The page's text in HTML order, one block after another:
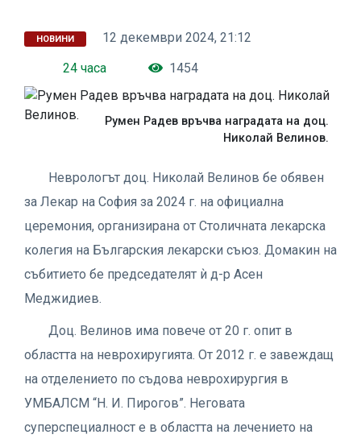
НОВИНИ
12 декември 2024, 21:12
24 часа
1454
Румен Радев връчва наградата на доц.
Николай Велинов.
Неврологът доц. Николай Велинов бе обявен
за Лекар на София за 2024 г. на официална
церемония, организирана от Столичната лекарска
колегия на Българския лекарски съюз. Домакин на
събитието бе председателят ѝ д-р Асен
Меджидиев.
Доц. Велинов има повече от 20 г. опит в
областта на неврохиругията. От 2012 г. е завеждащ
на отделението по съдова неврохирургия в
УМБАЛСМ “Н. И. Пирогов”. Неговата
суперспециалност е в областта на лечението на